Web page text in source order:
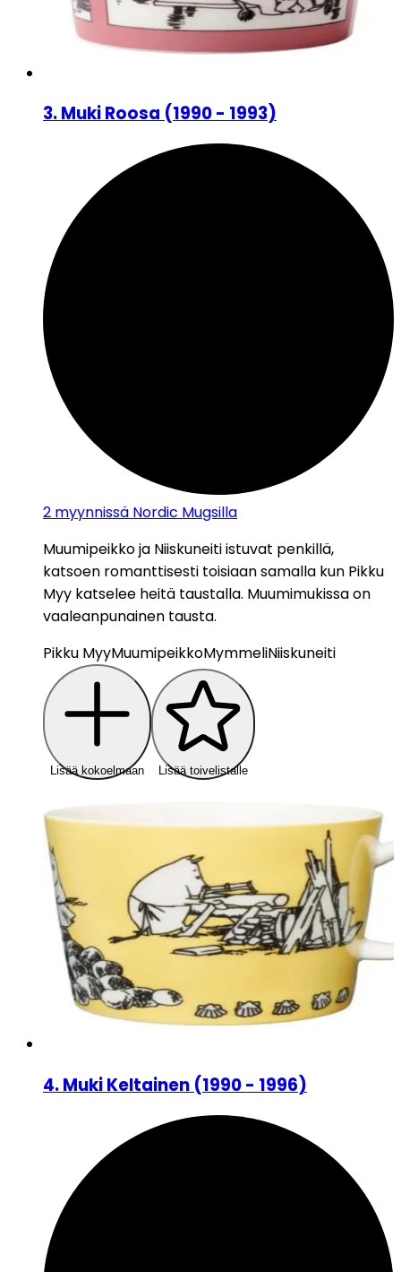
3.Muki Roosa(1990 - 1993)
2 myynnissä Nordic Mugsilla
Muumipeikko ja Niiskuneiti istuvat penkillä,
katsoen romanttisesti toisiaan samalla kun Pikku
Myy katselee heitä taustalla. Muumimukissa on
vaaleanpunainen tausta.
Pikku MyyMuumipeikkoMymmeliNiiskuneiti
Lisää kokoelmaan Lisää toivelistalle
4.Muki Keltainen (1990 - 1996)